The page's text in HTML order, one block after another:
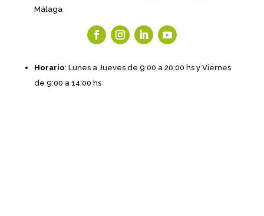
Málaga
Horario: Lunes a Jueves de 9:00 a 20:00 hs y Viernes
de 9:00 a 14:00 hs